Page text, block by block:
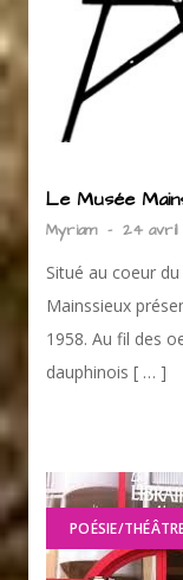
Le Musée
Myriam - 24 avril
Situé au coeur
Mainssieux
1958. Au fil des
dauphinois [ … ]
POÉSIE/